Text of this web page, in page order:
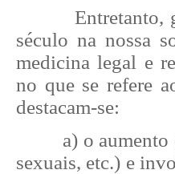
Entretanto,
século na nossa
medicina legal e
no que se refere
destacam-se:
a) o
sexuais, etc.) e